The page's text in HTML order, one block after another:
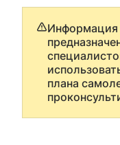
Информация
плана